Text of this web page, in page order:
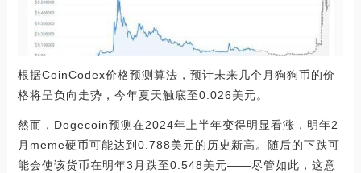
根据CoinCodex价格预测算法，预计未来几个月狗狗币的价
格将呈负向走势，今年夏天触底至0.026美元。
然而，Dogecoin预测在2024年上半年变得明显看涨，明年2
月meme硬币可能达到0.788美元的历史新高。随后的下跌可
能会使该货币在明年3月跌至0.548美元——尽管如此，这意